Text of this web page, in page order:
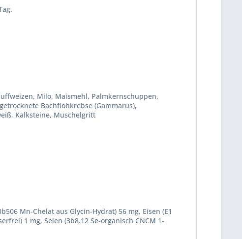
Milo, Maismehl, Palmkernschuppen,
Bachflohkrebse (Gammarus),
Kalksteine, Muschelgritt
Mn-Chelat aus Glycin-Hydrat) 56 mg, Eisen (E1
1 mg, Selen (3b8.12 Se-organisch CNCM 1-